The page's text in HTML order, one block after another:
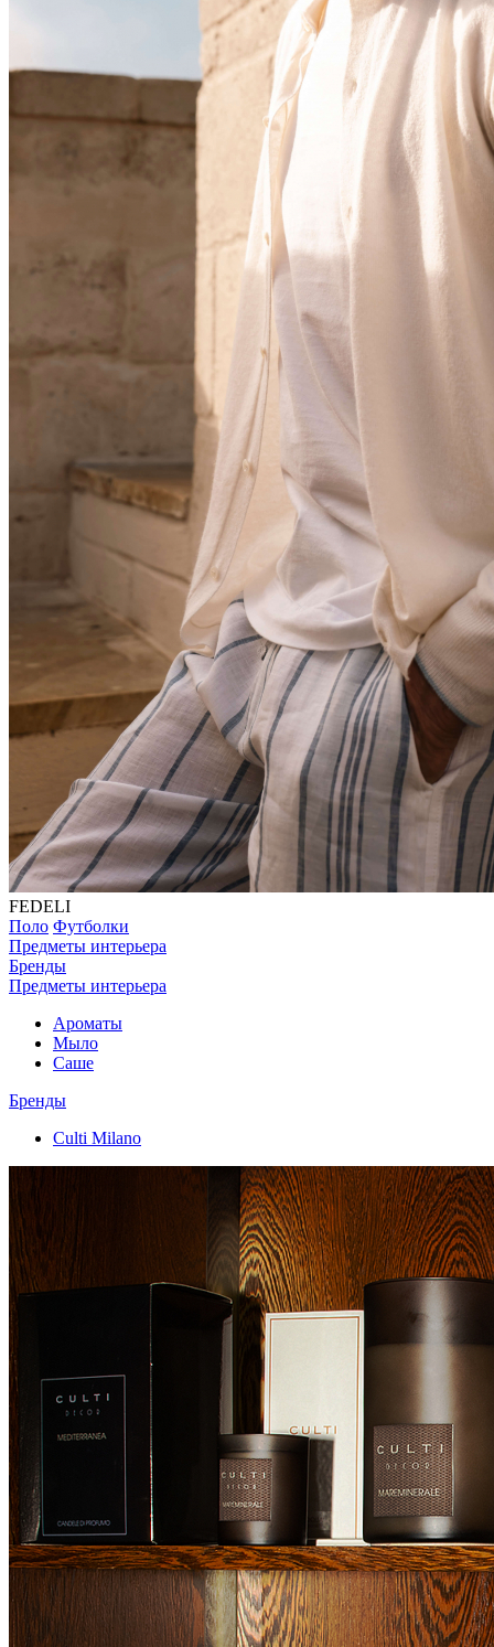
FEDELI
Поло Футболки
Предметы интерьера
Бренды
Предметы интерьера
Ароматы
Мыло
Саше
Бренды
Culti Milano